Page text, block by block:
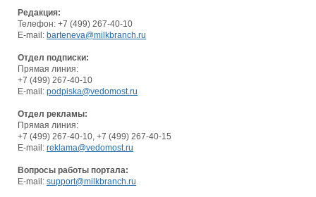
Редакция:
Телефон: +7 (499) 267-40-10
E-mail: barteneva@milkbranch.ru
Отдел подписки:
Прямая линия:
+7 (499) 267-40-10
E-mail: podpiska@vedomost.ru
Отдел рекламы:
Прямая линия:
+7 (499) 267-40-10, +7 (499) 267-40-15
E-mail: reklama@vedomost.ru
Вопросы работы портала:
E-mail: support@milkbranch.ru